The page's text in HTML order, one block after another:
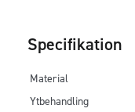
Specifikation
Material
Ytbehandling